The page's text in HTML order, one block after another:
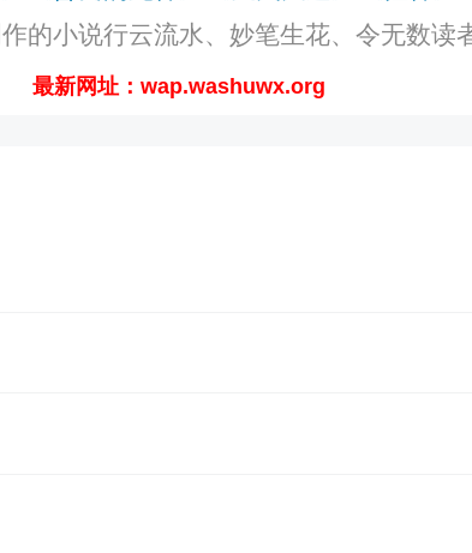
的小说行云流水、妙笔生花、令无数读
最新网址：wap.washuwx.org